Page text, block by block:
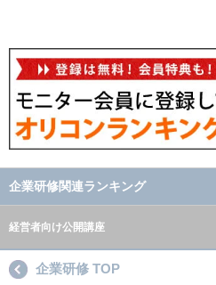
企業研修関連ランキング
経営者向け公開講座
企業研修 TOP